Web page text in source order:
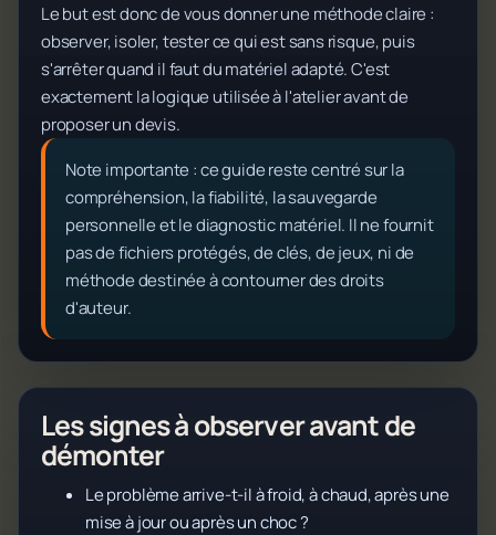
Le but est donc de vous donner une méthode claire :
observer, isoler, tester ce qui est sans risque, puis
s'arrêter quand il faut du matériel adapté. C'est
exactement la logique utilisée à l'atelier avant de
proposer un devis.
Note importante : ce guide reste centré sur la
compréhension, la fiabilité, la sauvegarde
personnelle et le diagnostic matériel. Il ne fournit
pas de fichiers protégés, de clés, de jeux, ni de
méthode destinée à contourner des droits
d'auteur.
Les signes à observer avant de
démonter
Le problème arrive-t-il à froid, à chaud, après une
mise à jour ou après un choc ?